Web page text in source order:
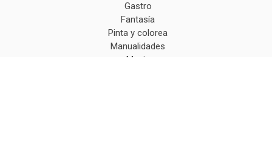
Gastro
Fantasía
Pinta y colorea
Manualidades
Magia